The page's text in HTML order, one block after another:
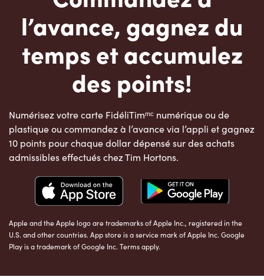
l’avance, gagnez du
temps et accumulez
des points!
Numérisez votre carte FidéliTimᵐᶜ numérique ou de
plastique ou commandez à l’avance via l’appli et gagnez
10 points pour chaque dollar dépensé sur des achats
admissibles effectués chez Tim Hortons.
Apple and the Apple logo are trademarks of Apple Inc., registered in the
U.S. and other countries. App store is a service mark of Apple Inc. Google
Play is a trademark of Google Inc. Terms apply.